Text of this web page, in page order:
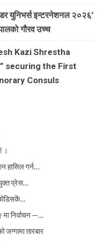
युनिभर्स इन्टरनेशनल २०२६’
गौरव उच्च
Kazi Shrestha
securing the First
Consuls
।
हासिल गर्न…
प्रेस…
निर्वाचन —…
जग्गामा तारबार